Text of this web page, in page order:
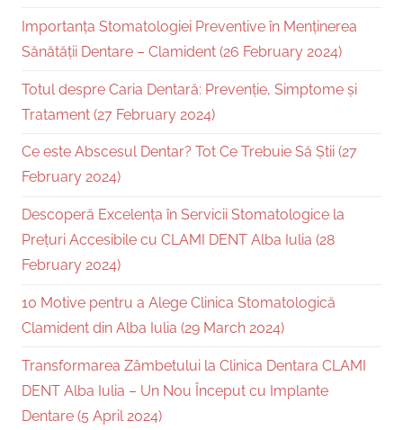
Importanța Stomatologiei Preventive în Menținerea
Sănătății Dentare – Clamident (26 February 2024)
Totul despre Caria Dentară: Prevenție, Simptome și
Tratament (27 February 2024)
Ce este Abscesul Dentar? Tot Ce Trebuie Să Știi (27
February 2024)
Descoperă Excelența în Servicii Stomatologice la
Prețuri Accesibile cu CLAMI DENT Alba Iulia (28
February 2024)
10 Motive pentru a Alege Clinica Stomatologică
Clamident din Alba Iulia (29 March 2024)
Transformarea Zâmbetului la Clinica Dentara CLAMI
DENT Alba Iulia – Un Nou Început cu Implante
Dentare (5 April 2024)